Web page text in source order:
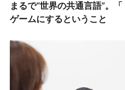
まるで“世界の共通言語”。
ゲームにするということ